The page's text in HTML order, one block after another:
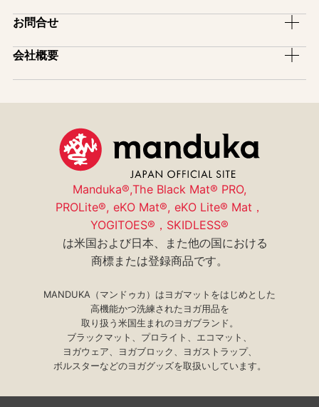
ヨガ雑貨
お買い物ガイド
マットの選び方
販売店舗一覧
レンタルサービス
ヨガマットロゴ入れサービス
スタジオ導入紹介
ピックアップ
manduka mag
お問合せ
一般のお問い合わせ
会社概要
サイトマップ
プライバシーポリシー
Manduka®,The Black Mat® PRO,
PROLite®, eKO Mat®, eKO Lite® Mat，
YOGITOES®，SKIDLESS®
は米国および日本、また他の国における
商標または登録商品です。
MANDUKA（マンドゥカ）はヨガマットをはじめとした
高機能かつ洗練されたヨガ用品を
取り扱う米国生まれのヨガブランド。
ブラックマット、プロライト、エコマット、
ヨガウェア、ヨガブロック、ヨガストラップ、
ボルスターなどのヨガグッズを取扱いしています。